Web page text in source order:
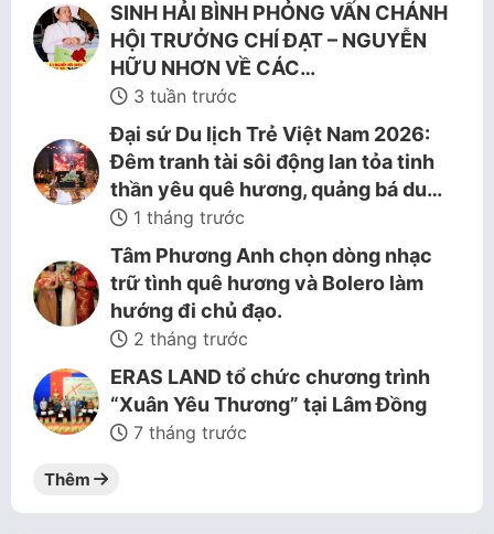
SINH HẢI BÌNH PHỎNG VẤN CHÁNH
HỘI TRƯỞNG CHÍ ĐẠT – NGUYỄN
HỮU NHƠN VỀ CÁC…
3 tuần trước
Đại sứ Du lịch Trẻ Việt Nam 2026:
Đêm tranh tài sôi động lan tỏa tinh
thần yêu quê hương, quảng bá du…
1 tháng trước
Tâm Phương Anh chọn dòng nhạc
trữ tình quê hương và Bolero làm
hướng đi chủ đạo.
2 tháng trước
ERAS LAND tổ chức chương trình
“Xuân Yêu Thương” tại Lâm Đồng
7 tháng trước
Thêm